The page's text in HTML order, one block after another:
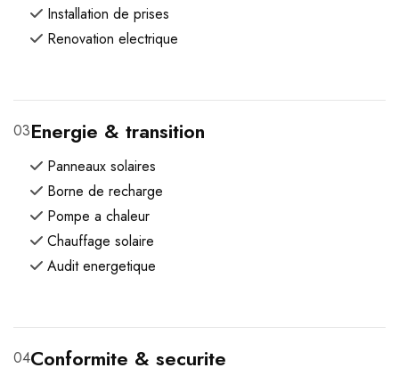
Installation de prises
Renovation electrique
03Energie & transition
Panneaux solaires
Borne de recharge
Pompe a chaleur
Chauffage solaire
Audit energetique
04Conformite & securite